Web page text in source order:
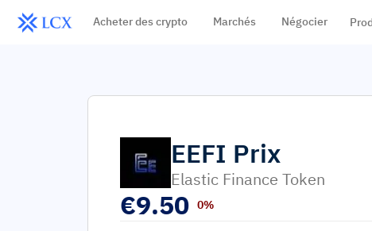
Acheter des crypto Marchés Négocier
EEFI Prix
Elastic Finance Token
€9.50 0%